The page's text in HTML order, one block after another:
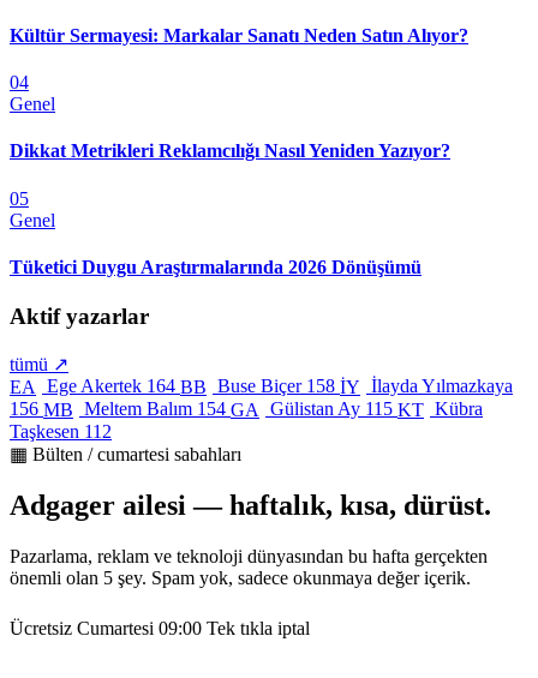
Kültür Sermayesi: Markalar Sanatı Neden Satın Alıyor?
04
Genel
Dikkat Metrikleri Reklamcılığı Nasıl Yeniden Yazıyor?
05
Genel
Tüketici Duygu Araştırmalarında 2026 Dönüşümü
Aktif yazarlar
tümü ↗
EA
Ege Akertek 164 BB Buse Biçer 158 İY İlayda Yılmazkaya
156 MB Meltem Balım 154 GA Gülistan Ay 115 KT Kübra
Taşkesen 112
▦ Bülten / cumartesi sabahları
Adgager ailesi — haftalık, kısa, dürüst.
Pazarlama, reklam ve teknoloji dünyasından bu hafta gerçekten
önemli olan 5 şey. Spam yok, sadece okunmaya değer içerik.
Ücretsiz Cumartesi 09:00 Tek tıkla iptal